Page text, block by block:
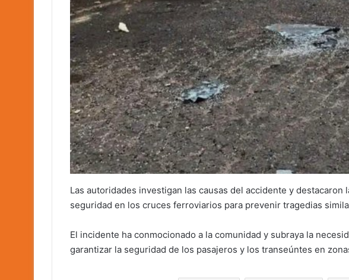
Las autoridades investigan las causas del accidente y destacaron
seguridad en los cruces ferroviarios para prevenir tragedias
El incidente ha conmocionado a la comunidad y subraya la
garantizar la seguridad de los pasajeros y los transeúntes en